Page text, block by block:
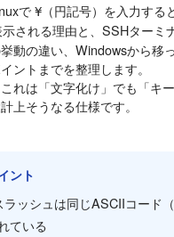
で¥ （円記号）を入力する
される理由と、SSHターミ
動の違い、Windowsから移
ントまでを整理します。
れは「文字化け」でも「キ
上そうなる仕様です。
ント
ラッシュは同じASCIIコード（
ている